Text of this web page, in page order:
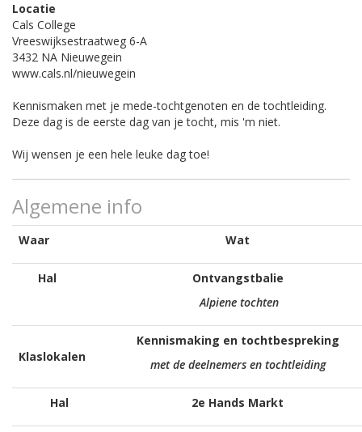
Locatie
Cals College
Vreeswijksestraatweg 6-A
3432 NA Nieuwegein
www.cals.nl/nieuwegein
Kennismaken met je mede-tochtgenoten en de tochtleiding.
Deze dag is de eerste dag van je tocht, mis 'm niet.
Wij wensen je een hele leuke dag toe!
Algemene info
Waar Wat
Hal
Ontvangstbalie
Alpiene tochten
Klaslokalen
Kennismaking en tochtbespreking
met de deelnemers en tochtleiding
Hal 2e Hands Markt